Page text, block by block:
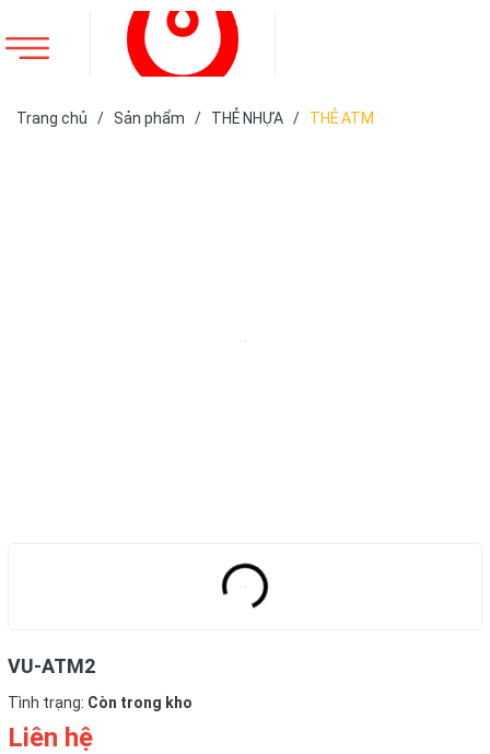
Trang chủ / Sản phẩm / THẺ NHỰA / THẺ ATM
VU-ATM2
Tình trạng: Còn trong kho
Liên hệ